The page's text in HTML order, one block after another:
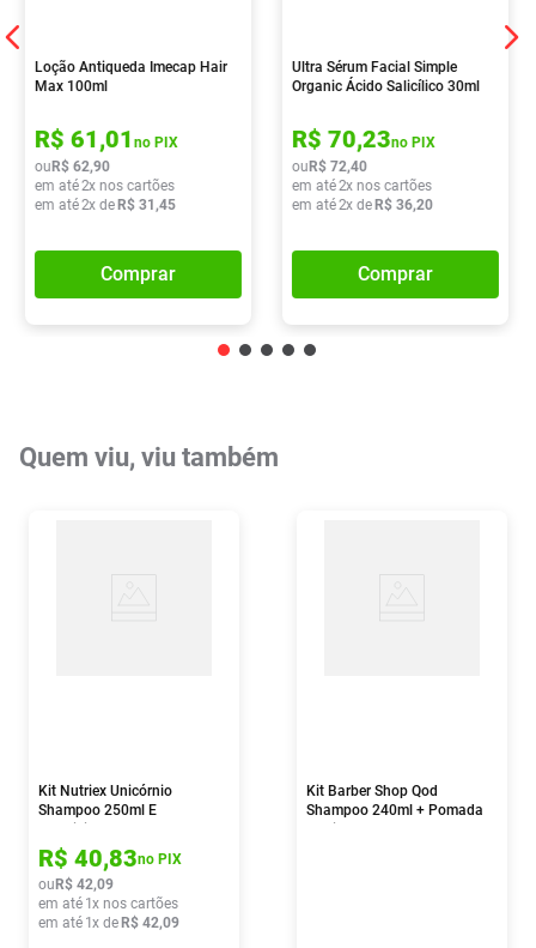
Loção Antiqueda Imecap Hair
Max 100ml
R$ 61,01 no PIX
ou R$ 62,90
em até2x nos cartões
em até2x de R$ 31 ,45
Comprar
Ultra Sérum Facial Simple
Organic Ácido Salicílico 30ml
R$ 70,23no PIX
ou R$ 72,40
em até2x nos cartões
em até2x de R$ 36,20
Comprar
Quem viu, viu também
Kit Nutriex Unicórnio
Shampoo 250ml E
R$ 40,83no PIX
ou R$ 42,09
em até 1x nos cartões
em até 1x de R$ 42,09
Kit Barber Shop Qod
Shampoo 240ml + Pomada